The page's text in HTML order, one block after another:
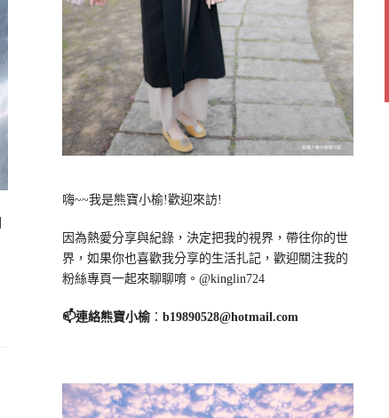
嗨~~我是熊寶小榆!歡迎來訪!
因為熱愛分享與紀錄，決定把我的視界，帶往你的世
界，如果你也喜歡我分享的生活扎記，歡迎關注我的
粉絲專頁一起來聊聊唷。@kinglin724
📫連絡熊寶小榆： b19890528@hotmail.com